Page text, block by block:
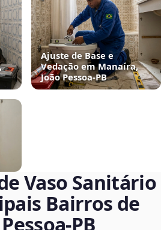
Ajuste de Base e
Vedação em Manaíra,
João Pessoa‑PB
Vaso Sanitário
Bairros de